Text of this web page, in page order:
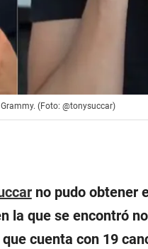
(Foto: @tonysuccar)
no pudo obtener
la que se encontró
cuenta con 19